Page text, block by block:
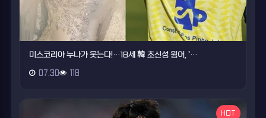
미스코리아 누나가 웃는다!…18세 韓 초신성 윙어, '…
07.30 118
HOT